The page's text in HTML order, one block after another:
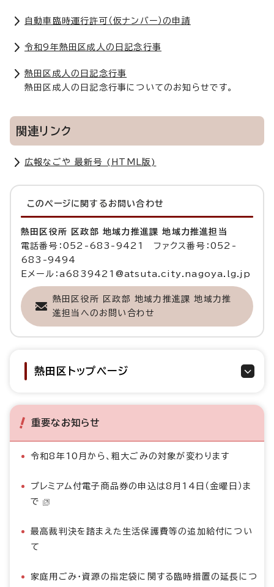
自動車臨時運行許可（仮ナンバー）の申請
令和9年熱田区成人の日記念行事
熱田区成人の日記念行事
熱田区成人の日記念行事についてのお知らせです。
関連リンク
広報なごや 最新号 (HTML版)
このページに関する お問い合わせ
熱田区役所 区政部 地域力推進課 地域力推進担当
電話番号：052-683-9421 ファクス番号：052-
683-9494
Eメール：a6839421@atsuta.city.nagoya.lg.jp
熱田区役所 区政部 地域力推進課 地域力推
進担当へのお問い合わせ
熱田区トップページ
重要なお知らせ
令和8年10月から、粗大ごみの対象が変わります
プレミアム付電子商品券の申込は8月14日（金曜日）ま
で
最高裁判決を踏まえた生活保護費等の追加給付につい
て
家庭用ごみ・資源の指定袋に関する臨時措置の延長につ